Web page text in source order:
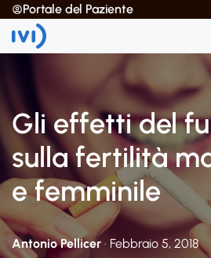
Portale del Paziente
Gli effetti del
sulla fertilità
e femminile
Antonio Pellicer · Febbraio 5, 2018